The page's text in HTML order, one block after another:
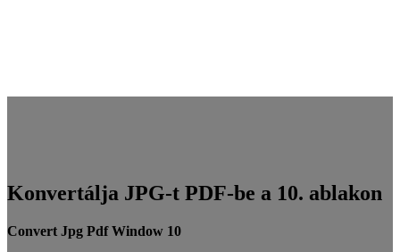
Konvertálja JPG-t PDF-be a 10. ablakon
Convert Jpg Pdf Window 10